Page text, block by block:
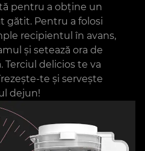
pentru a obține un
gătit. Pentru a folosi
recipientul în avans,
și setează ora de
Terciul delicios te va
te și servește
dejun!